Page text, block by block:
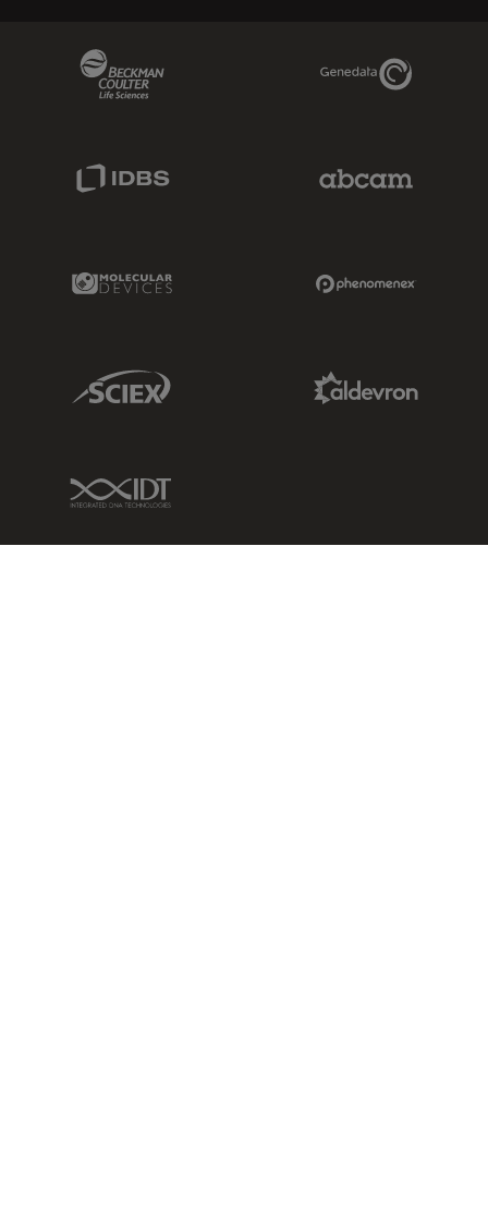
Genedata Link
Molecular Devices Link
Sciex Link
IDT Link